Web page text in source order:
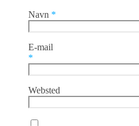
Navn *
E-mail
*
Websted